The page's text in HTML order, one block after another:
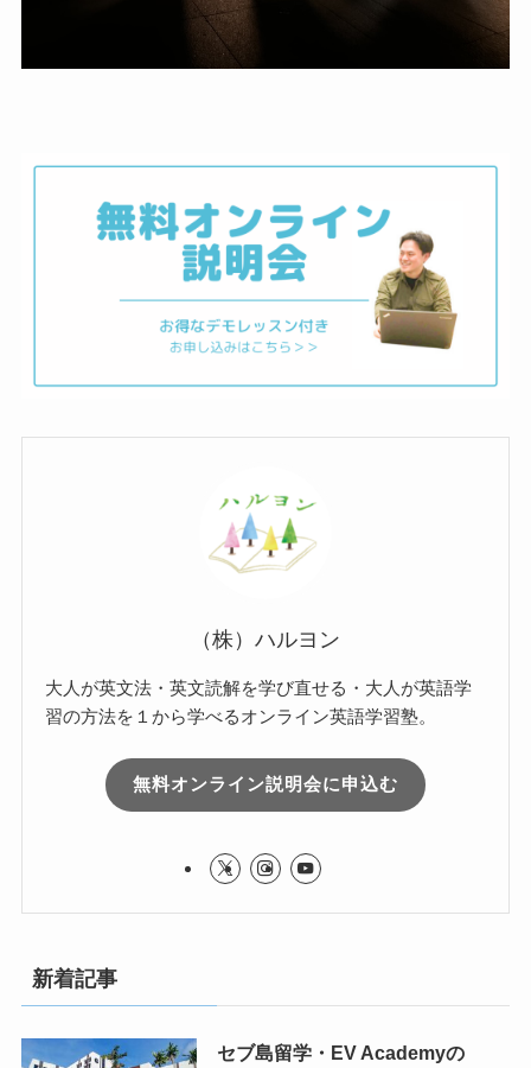
（株）ハルヨン
大人が英文法・英文読解を学び直せる・大人が英語学
習の方法を１から学べるオンライン英語学習塾。
無料オンライン説明会に申込む
新着記事
セブ島留学・EV Academyの